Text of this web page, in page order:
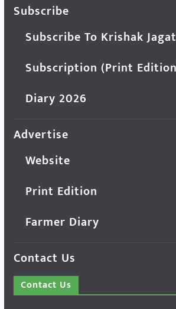
Subscribe
Subscribe To Krishak
Subscription (Print
Diary 2026
Advertise
Website
Print Edition
Farmer Diary
Contact Us
Contact Us